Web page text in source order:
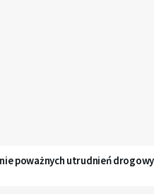
poważnych utrudnień